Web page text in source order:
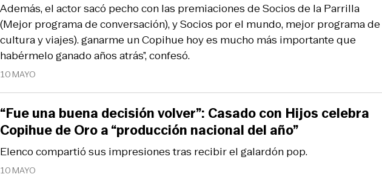
10 MAYO
Además, el actor sacó pecho con las premiaciones de Socios de la Parrilla
(Mejor programa de conversación), y Socios por el mundo, mejor programa de
cultura y viajes). ganarme un Copihue hoy es mucho más importante que
habérmelo ganado años atrás”, confesó.
10 MAYO
Elenco compartió sus impresiones tras recibir el galardón pop.
“Fue una buena decisión volver”: Casado con Hijos celebra
Copihue de Oro a “producción nacional del año”